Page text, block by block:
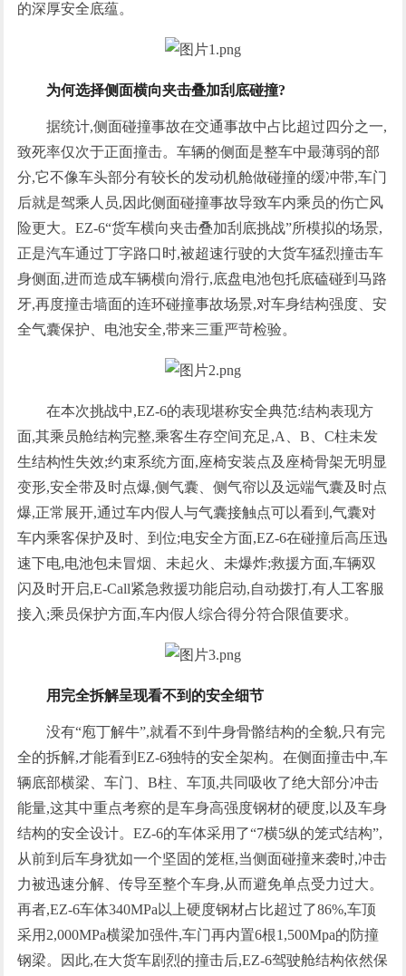
的深厚安全底蕴。
为何选择侧面横向夹击叠加刮底碰撞?
据统计,侧面碰撞事故在交通事故中占比超过四分之一,
致死率仅次于正面撞击。车辆的侧面是整车中最薄弱的部
分,它不像车头部分有较长的发动机舱做碰撞的缓冲带,车门
后就是驾乘人员,因此侧面碰撞事故导致车内乘员的伤亡风
险更大。EZ-6“货车横向夹击叠加刮底挑战”所模拟的场景,
正是汽车通过丁字路口时,被超速行驶的大货车猛烈撞击车
身侧面,进而造成车辆横向滑行,底盘电池包托底磕碰到马路
牙,再度撞击墙面的连环碰撞事故场景,对车身结构强度、安
全气囊保护、电池安全,带来三重严苛检验。
在本次挑战中,EZ-6的表现堪称安全典范:结构表现方
面,其乘员舱结构完整,乘客生存空间充足,A、B、C柱未发
生结构性失效;约束系统方面,座椅安装点及座椅骨架无明显
变形,安全带及时点爆,侧气囊、侧气帘以及远端气囊及时点
爆,正常展开,通过车内假人与气囊接触点可以看到,气囊对
车内乘客保护及时、到位;电安全方面,EZ-6在碰撞后高压迅
速下电,电池包未冒烟、未起火、未爆炸;救援方面,车辆双
闪及时开启,E-Call紧急救援功能启动,自动拨打,有人工客服
接入;乘员保护方面,车内假人综合得分符合限值要求。
用完全拆解呈现看不到的安全细节
没有“庖丁解牛”,就看不到牛身骨骼结构的全貌,只有完
全的拆解,才能看到EZ-6独特的安全架构。在侧面撞击中,车
辆底部横梁、车门、B柱、车顶,共同吸收了绝大部分冲击
能量,这其中重点考察的是车身高强度钢材的硬度,以及车身
结构的安全设计。EZ-6的车体采用了“7横5纵的笼式结构”,
从前到后车身犹如一个坚固的笼框,当侧面碰撞来袭时,冲击
力被迅速分解、传导至整个车身,从而避免单点受力过大。
再者,EZ-6车体340MPa以上硬度钢材占比超过了86%,车顶
采用2,000MPa横梁加强件,车门再内置6根1,500Mpa的防撞
钢梁。因此,在大货车剧烈的撞击后,EZ-6驾驶舱结构依然保